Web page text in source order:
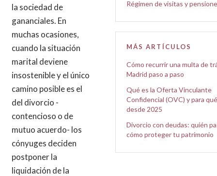
la sociedad de
gananciales. En
muchas ocasiones,
cuando la situación
marital deviene
insostenible y el único
camino posible es el
del divorcio -
contencioso o de
mutuo acuerdo- los
cónyuges deciden
postponer la
liquidación de la
Régimen de visitas y
MÁS ARTÍCULOS
Cómo recurrir una multa de
Madrid paso a paso
Qué es la Oferta Vinculante
Confidencial (OVC) y para
desde 2025
Divorcio con deudas: quién
cómo proteger tu patrimonio